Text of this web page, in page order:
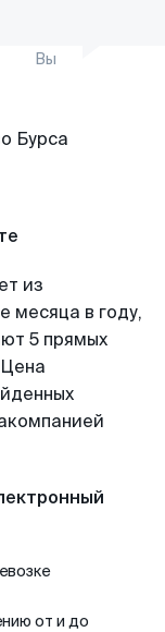
Вы
из
месяца в году,
5 прямых
от и до